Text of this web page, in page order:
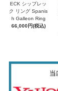
ECK シップレッ
ク リング Spanis
h Galleon Ring
66,000円(税込)